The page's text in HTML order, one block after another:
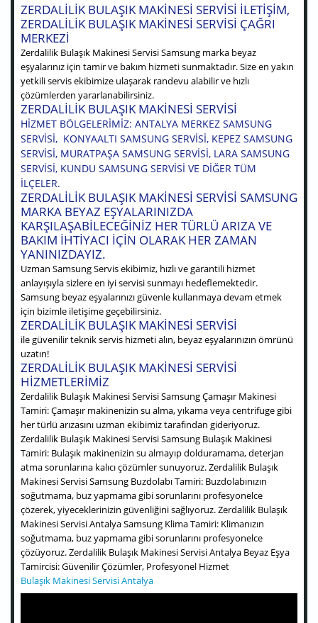
ZERDALILIK BULAŞIK MAKINESI SERVISI ILETIŞIM,
ZERDALILIK BULAŞIK MAKINESI SERVISI ÇAĞRI
MERKEZI
Zerdalilik Bulaşık Makinesi Servisi Samsung marka beyaz
eşyalarınız için tamir ve bakım hizmeti sunmaktadır. Size en yakın
yetkili servis ekibimize ulaşarak randevu alabilir ve hızlı
çözümlerden yararlanabilirsiniz.
ZERDALILIK BULAŞIK MAKINESI SERVISI
HIZMET BÖLGELERIMIZ: ANTALYA MERKEZ SAMSUNG
SERVISI, KONYAALTI SAMSUNG SERVISI, KEPEZ SAMSUNG
SERVISI, MURATPAŞA SAMSUNG SERVISI, LARA SAMSUNG
SERVISI, KUNDU SAMSUNG SERVISI VE DIĞER TÜM
ILÇELER.
ZERDALILIK BULAŞIK MAKINESI SERVISI SAMSUNG
MARKA BEYAZ EŞYALARINIZDA
KARŞILAŞABILECEĞINIZ HER TÜRLÜ ARIZA VE
BAKIM IHTIYACI IÇIN OLARAK HER ZAMAN
YANINIZDAYIZ.
Uzman Samsung Servis ekibimiz, hızlı ve garantili hizmet
anlayışıyla sizlere en iyi servisi sunmayı hedeflemektedir.
Samsung beyaz eşyalarınızı güvenle kullanmaya devam etmek
için bizimle iletişime geçebilirsiniz.
ZERDALILIK BULAŞIK MAKINESI SERVISI
ile güvenilir teknik servis hizmeti alın, beyaz eşyalarınızın ömrünü
uzatın!
ZERDALILIK BULAŞIK MAKINESI SERVISI
HIZMETLERIMIZ
Zerdalilik Bulaşık Makinesi Servisi Samsung Çamaşır Makinesi
Tamiri: Çamaşır makinenizin su alma, yıkama veya centrifuge gibi
her türlü arızasını uzman ekibimiz tarafından gideriyoruz.
Zerdalilik Bulaşık Makinesi Servisi Samsung Bulaşık Makinesi
Tamiri: Bulaşık makinenizin su almayıp dolduramama, deterjan
atma sorunlarına kalıcı çözümler sunuyoruz. Zerdalilik Bulaşık
Makinesi Servisi Samsung Buzdolabı Tamiri: Buzdolabınızın
soğutmama, buz yapmama gibi sorunlarını profesyonelce
çözerek, yiyeceklerinizin güvenliğini sağlıyoruz. Zerdalilik Bulaşık
Makinesi Servisi Antalya Samsung Klima Tamiri: Klimanızın
soğutmama, buz yapmama gibi sorunlarını profesyonelce
çözüyoruz. Zerdalilik Bulaşık Makinesi Servisi Antalya Beyaz Eşya
Tamircisi: Güvenilir Çözümler, Profesyonel Hizmet
Bulaşık Makinesi Servisi Antalya